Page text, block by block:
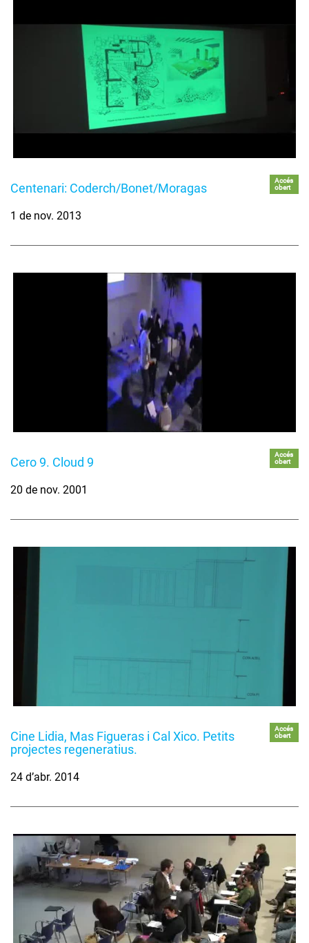
Centenari: Coderch/Bonet/Moragas
Accés
obert
1 de nov. 2013
Cero 9. Cloud 9
Accés
obert
20 de nov. 2001
Cine Lidia, Mas Figueras i Cal Xico. Petits
projectes regeneratius.
Accés
obert
24 d’abr. 2014